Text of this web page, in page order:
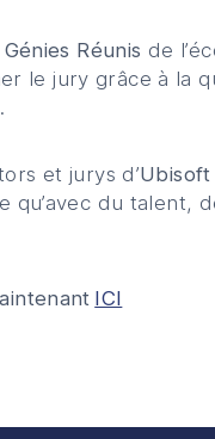
Réunis de
le jury grâce à la
et jurys d’Ubisoft
qu’avec du talent,
ICI